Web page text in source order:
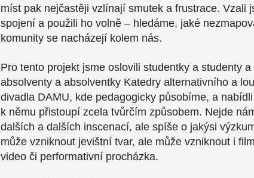
míst pak nejčastěji vzlínají smutek a frustrace. Vzali
spojení a použili ho volně – hledáme, jaké
komunity se nacházejí kolem nás.
Pro tento projekt jsme oslovili studentky a studenty a
absolventy a absolventky Katedry alternativního a
divadla DAMU, kde pedagogicky působíme, a
k němu přistoupí zcela tvůrčím způsobem. Nejde
dalších a dalších inscenací, ale spíše o jakýsi
může vzniknout jevištní tvar, ale může vzniknout i
video či performativní procházka.